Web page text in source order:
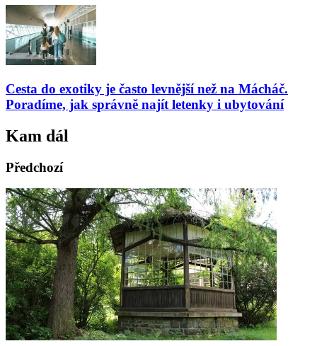
Cesta do exotiky je často levnější než na Mácháč.
Poradíme, jak správně najít letenky i ubytování
Kam dál
Předchozí